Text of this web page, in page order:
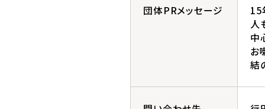
団体PRメッセージ
15
人
中
お
結